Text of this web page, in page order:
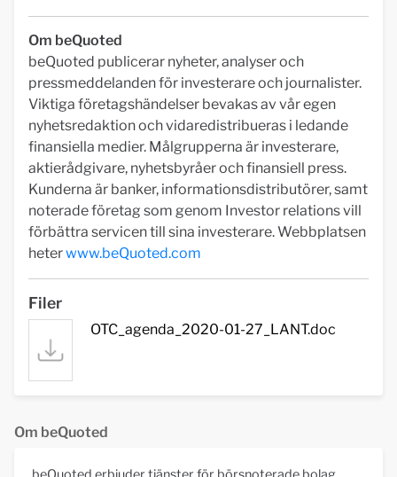
Om beQuoted
beQuoted publicerar nyheter, analyser och
pressmeddelanden för investerare och journalister.
Viktiga företagshändelser bevakas av vår egen
nyhetsredaktion och vidaredistribueras i ledande
finansiella medier. Målgrupperna är investerare,
aktierådgivare, nyhetsbyråer och finansiell press.
Kunderna är banker, informationsdistributörer, samt
noterade företag som genom Investor relations vill
förbättra servicen till sina investerare. Webbplatsen
heterwww.beQuoted.com
Filer
OTC_agenda_2020-01-27_LANT.doc
Om beQuoted